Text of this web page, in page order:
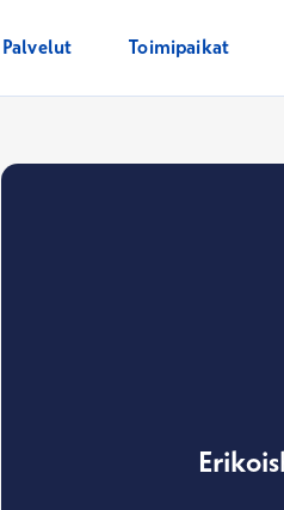
Palvelut Toimipaikat